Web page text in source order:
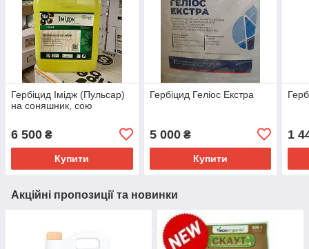
Гербіцид Імідж (Пульсар)
на соняшник, сою
6 500 ₴
Купити
Гербіцид Геліос Екстра
5 000₴
Купити
1
Акційні пропозиції та новинки